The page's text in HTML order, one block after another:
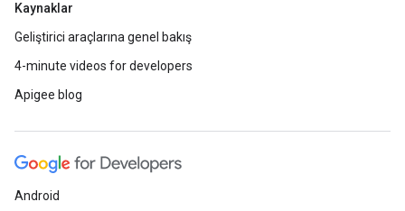
Kaynaklar
Geliştirici araçlarına genel bakış
4-minute videos for developers
Apigee blog
Android